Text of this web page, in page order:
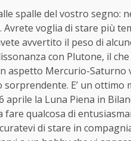
spalle del vostro segno:
Avrete voglia di stare più
avvertito il peso di
con Plutone, il
aspetto Mercurio-Saturno
E’ un
la Luna Piena in
qualcosa di
di stare in